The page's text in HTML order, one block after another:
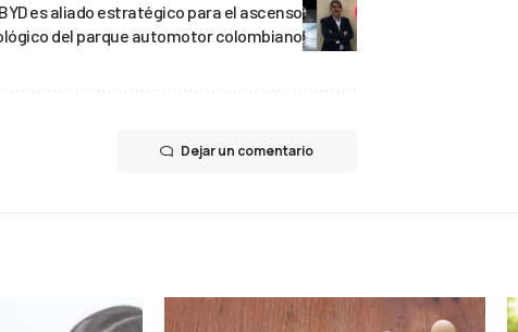
BYD es aliado estratégico para el ascenso
del parque automotor colombiano
Dejar un comentario